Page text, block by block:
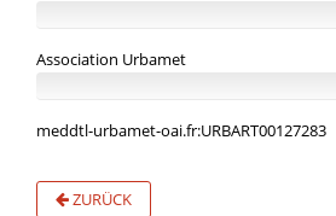
Association Urbamet
meddtl-urbamet-oai.fr:URBART00127283
ZURÜCK